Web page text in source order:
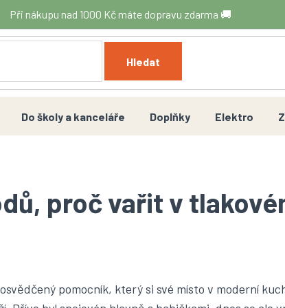
Při nákupu nad 1000 Kč máte dopravu zdarma 🚚
Hledat
Do školy a kanceláře Doplňky Elektro
proč vařit v
pomocník, který si své místo v moderní